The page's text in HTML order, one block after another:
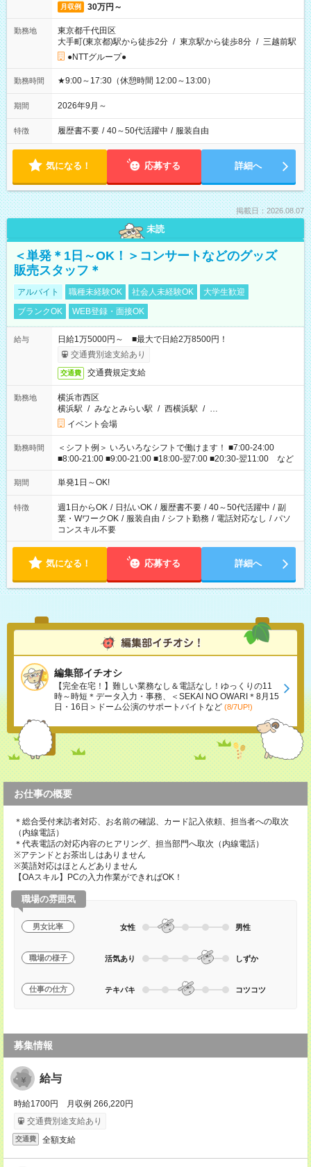
月収例 30万円～
勤務地
東京都千代田区
大手町(東京都)駅から徒歩2分 / 東京駅から徒歩8分 / 三越前駅
●NTTグループ●
勤務時間 ★9:00～17:30（休憩時間 12:00～13:00）
期間 2026年9月～
特徴 履歴書不要 / 40～50代活躍中 / 服装自由
気になる！ 応募する 詳細へ
掲載日：2026.08.07
未読
＜単発＊1日～OK！＞コンサートなどのグッズ
販売スタッフ＊
アルバイト 職種未経験OK 社会人未経験OK
大学生歓迎
ブランクOK
WEB登録・面接OK
給与
日給1万5000円～ ■最大で日給2万8500円！
交通費別途支給あり
交通費 交通費規定支給
勤務地
横浜市西区
横浜駅 / みなとみらい駅 / 西横浜駅 / …
イベント会場
勤務時間
＜シフト例＞ いろいろなシフトで働けます！ ■7:00-24:00
■8:00-21:00 ■9:00-21:00 ■18:00-翌7:00 ■20:30-翌11:00 など
期間 単発1日～OK!
特徴 週1日からOK / 日払いOK / 履歴書不要 / 40～50代活躍中 / 副
業・WワークOK / 服装自由 / シフト勤務 / 電話対応なし / パソ
コンスキル不要
気になる！ 応募する 詳細へ
編集部イチオシ
【完全在宅！】難しい業務なし＆電話なし！ゆっくりの11
時～時短＊データ入力・事務、＜SEKAI NO OWARI＊8月15
日・16日＞ドーム公演のサポートバイトなど (8/7UP!)
お仕事の概要
＊総合受付来訪者対応、お名前の確認、カード記入依頼、担当者への取次
（内線電話）
＊代表電話の対応内容のヒアリング、担当部門へ取次（内線電話）
※アテンドとお茶出しはありません
※英語対応はほとんどありません
【OAスキル】PCの入力作業ができればOK！
職場の雰囲気
男女比率 女性 男性
職場の様子 活気あり しずか
仕事の仕方 テキパキ コツコツ
募集情報
給与
時給1700円 月収例 266,220円
交通費別途支給あり
交通費 全額支給